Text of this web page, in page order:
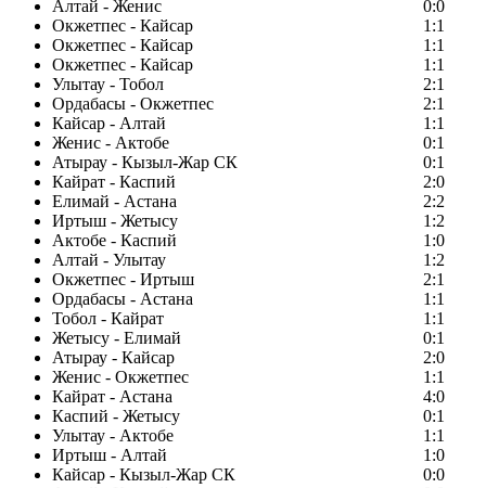
Алтай - Женис
0:0
Окжетпес - Кайсар
1:1
Окжетпес - Кайсар
1:1
Окжетпес - Кайсар
1:1
Улытау - Тобол
2:1
Ордабасы - Окжетпес
2:1
Кайсар - Алтай
1:1
Женис - Актобе
0:1
Атырау - Кызыл-Жар СК
0:1
Кайрат - Каспий
2:0
Елимай - Астана
2:2
Иртыш - Жетысу
1:2
Актобе - Каспий
1:0
Алтай - Улытау
1:2
Окжетпес - Иртыш
2:1
Ордабасы - Астана
1:1
Тобол - Кайрат
1:1
Жетысу - Елимай
0:1
Атырау - Кайсар
2:0
Женис - Окжетпес
1:1
Кайрат - Астана
4:0
Каспий - Жетысу
0:1
Улытау - Актобе
1:1
Иртыш - Алтай
1:0
Кайсар - Кызыл-Жар СК
0:0